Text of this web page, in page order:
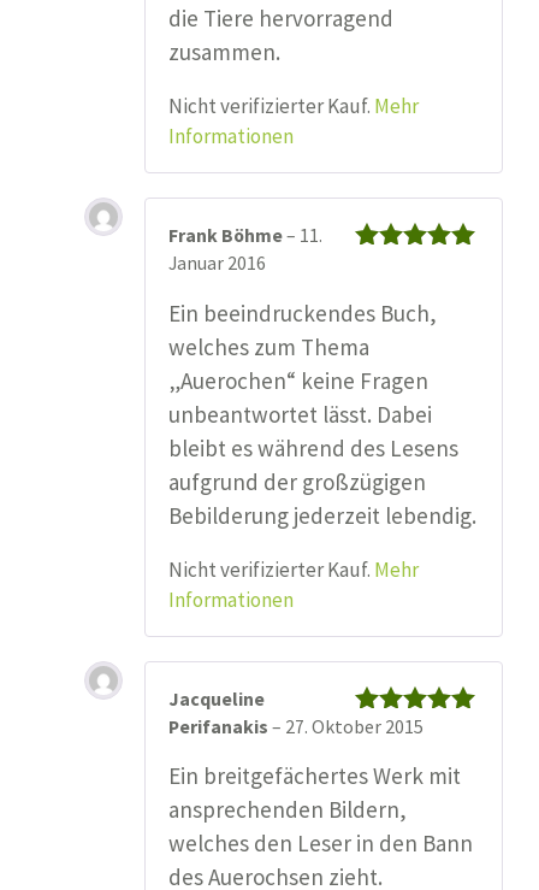
die Tiere hervorragend
zusammen.
Nicht verifizierter Kauf. Mehr
Informationen
Frank Böhme– 11.
Januar 2016
Ein beeindruckendes Buch,
welches zum Thema
„Auerochen“ keine Fragen
unbeantwortet lässt. Dabei
bleibt es während des Lesens
aufgrund der großzügigen
Bebilderung jederzeit lebendig.
Nicht verifizierter Kauf. Mehr
Informationen
Bewertet mit
Jacqueline
Perifanakis – 27. Oktober 2015
Ein breitgefächertes Werk mit
ansprechenden Bildern,
welches den Leser in den Bann
des Auerochsen zieht.